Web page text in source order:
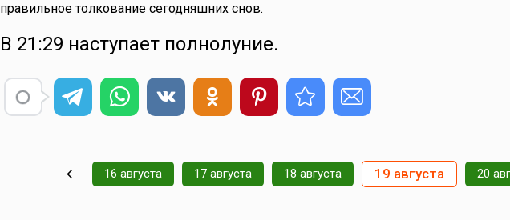
правильное толкование сегодняшних снов.
В 21:29 наступает полнолуние.
16 августа 17 августа 18 августа 19 августа 20